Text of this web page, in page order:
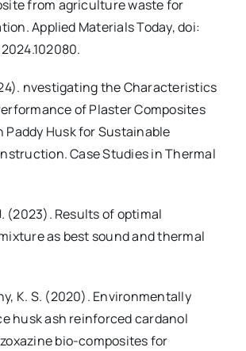
from agriculture waste for
Applied Materials Today, doi:
nvestigating the Characteristics
of Plaster Composites
Paddy Husk for Sustainable
Case Studies in Thermal
(2023). Results of optimal
as best sound and thermal
K. S. (2020). Environmentally
husk ash reinforced cardanol
bio-composites for